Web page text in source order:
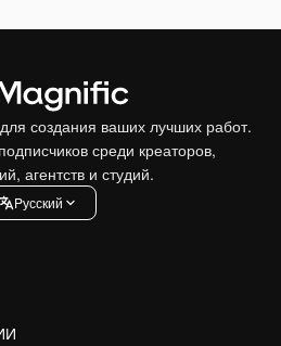
создания ваших лучших работ.
среди креаторов,
агентств и студий.
Pусский